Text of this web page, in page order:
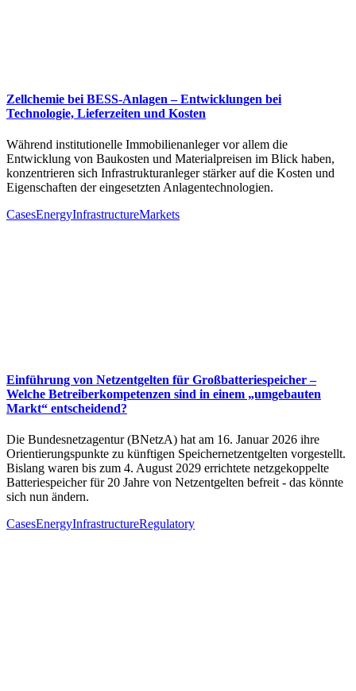
Zellchemie bei BESS‑Anlagen – Entwicklungen bei
Technologie, Lieferzeiten und Kosten
Während institutionelle Immobilienanleger vor allem die
Entwicklung von Baukosten und Materialpreisen im Blick haben,
konzentrieren sich Infrastrukturanleger stärker auf die Kosten und
Eigenschaften der eingesetzten Anlagentechnologien.
CasesEnergyInfrastructureMarkets
Einführung von Netzentgelten für Großbatteriespeicher –
Welche Betreiberkompetenzen sind in einem „umgebauten
Markt“ entscheidend?
Die Bundesnetzagentur (BNetzA) hat am 16. Januar 2026 ihre
Orientierungspunkte zu künftigen Speichernetzentgelten vorgestellt.
Bislang waren bis zum 4. August 2029 errichtete netzgekoppelte
Batteriespeicher für 20 Jahre von Netzentgelten befreit - das könnte
sich nun ändern.
CasesEnergyInfrastructureRegulatory